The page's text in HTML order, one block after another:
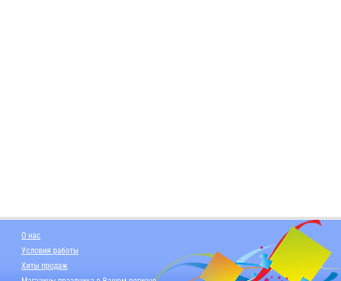
О нас
Условия работы
Хиты продаж